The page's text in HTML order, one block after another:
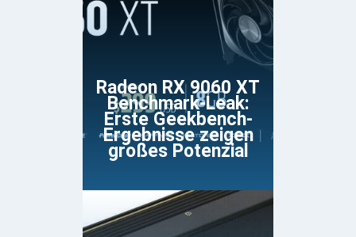
Radeon RX 9060 XT
Benchmark-Leak:
Erste Geekbench-
Ergebnisse zeigen
großes Potenzial